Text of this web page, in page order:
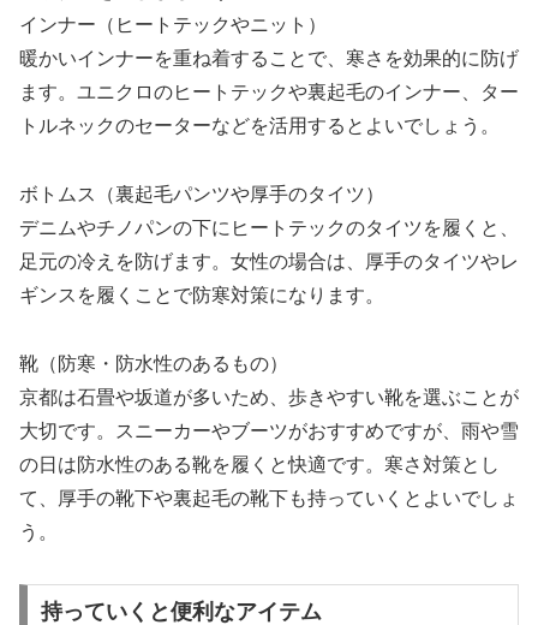
インナー（ヒートテックやニット）
暖かいインナーを重ね着することで、寒さを効果的に防げ
ます。ユニクロのヒートテックや裏起毛のインナー、ター
トルネックのセーターなどを活用するとよいでしょう。
ボトムス（裏起毛パンツや厚手のタイツ）
デニムやチノパンの下にヒートテックのタイツを履くと、
足元の冷えを防げます。女性の場合は、厚手のタイツやレ
ギンスを履くことで防寒対策になります。
靴（防寒・防水性のあるもの）
京都は石畳や坂道が多いため、歩きやすい靴を選ぶことが
大切です。スニーカーやブーツがおすすめですが、雨や雪
の日は防水性のある靴を履くと快適です。寒さ対策とし
て、厚手の靴下や裏起毛の靴下も持っていくとよいでしょ
う。
持っていくと便利なアイテム